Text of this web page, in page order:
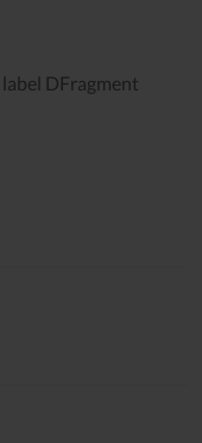
DFragment